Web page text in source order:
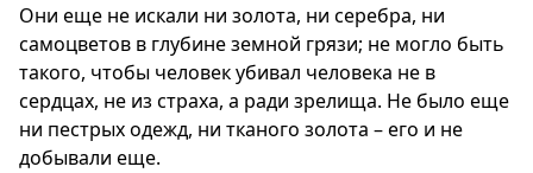
Они еще не искали ни золота, ни серебра, ни
самоцветов в глубине земной грязи; не могло быть
такого, чтобы человек убивал человека не в
сердцах, не из страха, а ради зрелища. Не было еще
ни пестрых одежд, ни тканого золота – его и не
добывали еще.